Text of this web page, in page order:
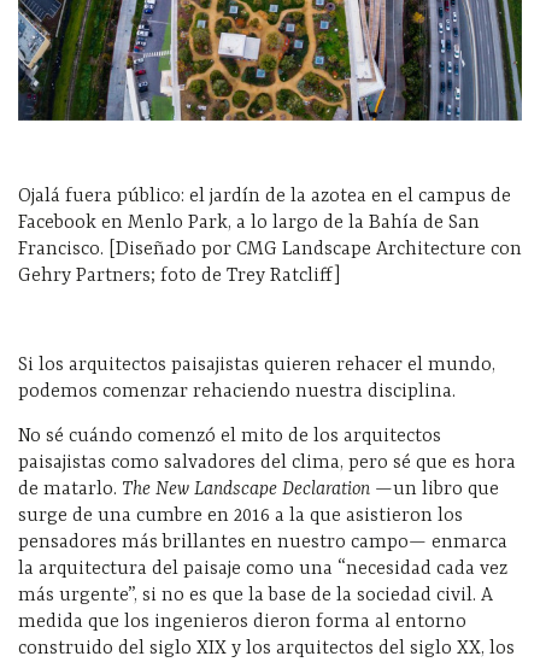
Ojalá fuera público: el jardín de la azotea en el campus de
Facebook en Menlo Park, a lo largo de la Bahía de San
Francisco. [Diseñado por CMG Landscape Architecture con
Gehry Partners; foto de Trey Ratcliff]
Si los arquitectos paisajistas quieren rehacer el mundo,
podemos comenzar rehaciendo nuestra disciplina.
No sé cuándo comenzó el mito de los arquitectos
paisajistas como salvadores del clima, pero sé que es hora
de matarlo. The New Landscape Declaration —un libro que
surge de una cumbre en 2016 a la que asistieron los
pensadores más brillantes en nuestro campo— enmarca
la arquitectura del paisaje como una “necesidad cada vez
más urgente”, si no es que la base de la sociedad civil. A
medida que los ingenieros dieron forma al entorno
construido del siglo XIX y los arquitectos del siglo XX, los